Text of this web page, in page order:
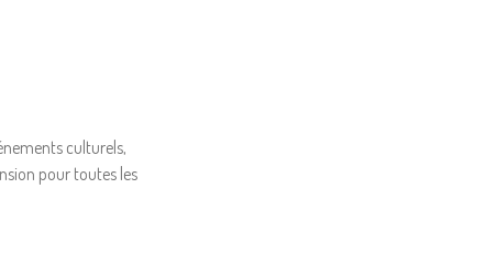
culturels,
pour toutes les